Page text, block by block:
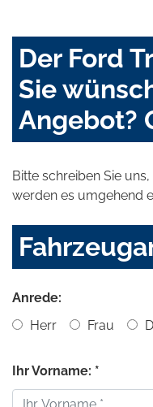
Der Ford
Sie
Angebot?
Bitte schreiben Sie
werden es umgehend
Anrede:
Herr
Frau
Ihr Vorname: *